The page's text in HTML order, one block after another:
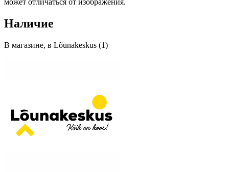
Наличие
В магазине, в Lõunakeskus (1)